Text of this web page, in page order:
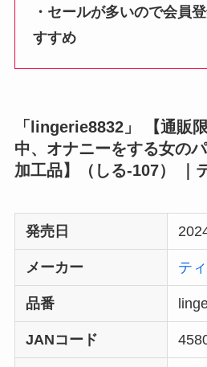
・セールが多いので会員
すすめ
「lingerie8832」 【通販
中、オナニーをする女の
加工品】（しる-107） ｜
発売日
メーカー テ
品番
JANコード